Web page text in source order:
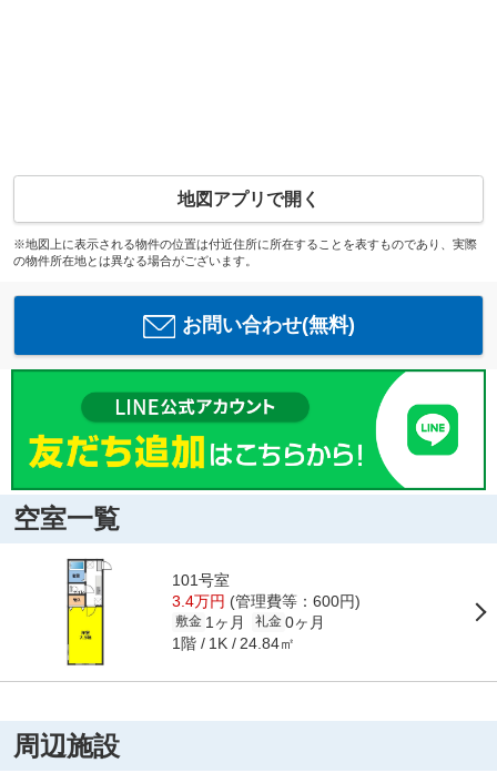
地図アプリで開く
※地図上に表示される物件の位置は付近住所に所在することを表すものであり、実際
の物件所在地とは異なる場合がございます。
お問い合わせ(無料)
空室一覧
101号室
3.4万円 (管理費等：600円)
敷金 1ヶ月 礼金 0ヶ月
1階 1K 24.84㎡
周辺施設